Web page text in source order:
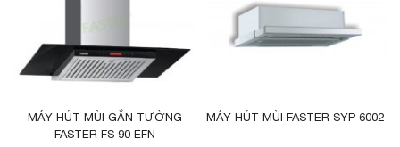
MÁY HÚT MÙI GẮN TƯỜNG
FASTER FS 90 EFN
MÁY HÚT MÙI FASTER SYP 6002